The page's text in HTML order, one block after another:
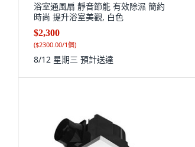
浴室通風扇 靜音節能 有效除濕 簡約
時尚 提升浴室美觀, 白色
$2,300
($2300.00/1個)
8/12 星期三 預計送達